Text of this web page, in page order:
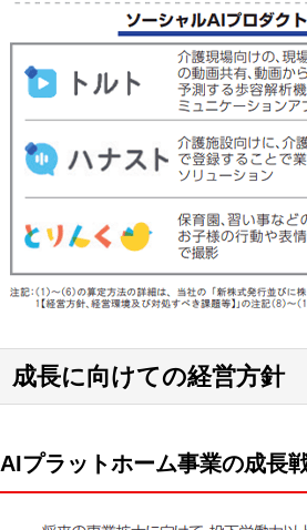
成長に向けての経営方針
AIプラットホーム事業の成長